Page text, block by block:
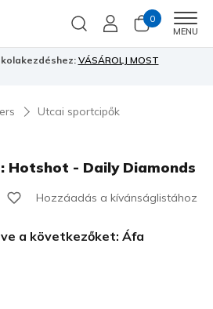
0
MENU
tagoknakCsatlakozz most
Utcai sportcipők
Hotshot - Daily Diamonds
Hozzáadás a kívánságlistához
a következőket: Áfa